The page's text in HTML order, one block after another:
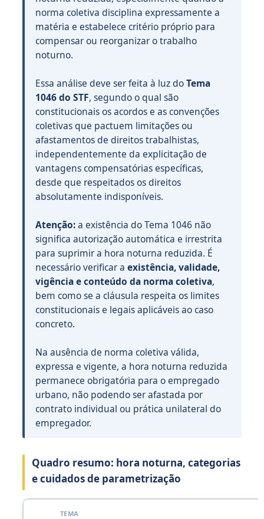
norma coletiva disciplina expressamente a
matéria e estabelece critério próprio para
compensar ou reorganizar o trabalho
noturno.
Essa análise deve ser feita à luz doTema
1046 do STF, segundo o qual são
constitucionais os acordos e as convenções
coletivas que pactuem limitações ou
afastamentos de direitos trabalhistas,
independentemente da explicitação de
vantagens compensatórias específicas,
desde que respeitados os direitos
absolutamente indisponíveis.
Atenção:a existência do Tema 1046 não
significa autorização automática e irrestrita
para suprimir a hora noturna reduzida. É
necessário verificar a existência, validade,
vigência e conteúdo da norma coletiva,
bem como se a cláusula respeita os limites
constitucionais e legais aplicáveis ao caso
concreto.
Na ausência de norma coletiva válida,
expressa e vigente, a hora noturna reduzida
permanece obrigatória para o empregado
urbano, não podendo ser afastada por
contrato individual ou prática unilateral do
empregador.
Quadro resumo: hora noturna, categorias
e cuidados de parametrização